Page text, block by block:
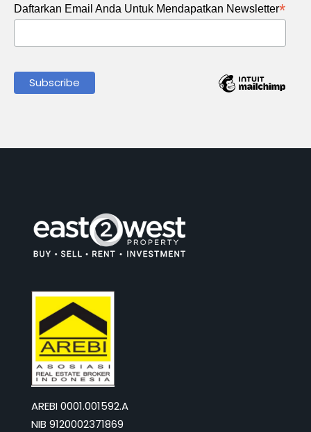
Daftarkan Email Anda Untuk Mendapatkan Newsletter*
AREBI 0001.001592.A
NIB 9120002371869